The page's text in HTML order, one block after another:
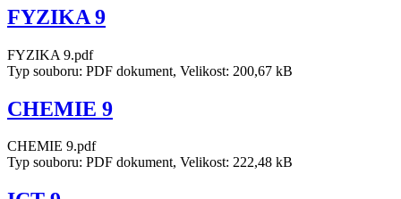
FYZIKA 9
FYZIKA 9.pdf
Typ souboru: PDF dokument, Velikost: 200,67 kB
CHEMIE 9
CHEMIE 9.pdf
Typ souboru: PDF dokument, Velikost: 222,48 kB